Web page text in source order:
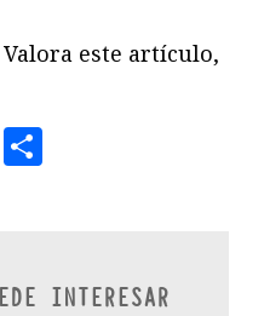
este artículo,
Email
INTERESAR